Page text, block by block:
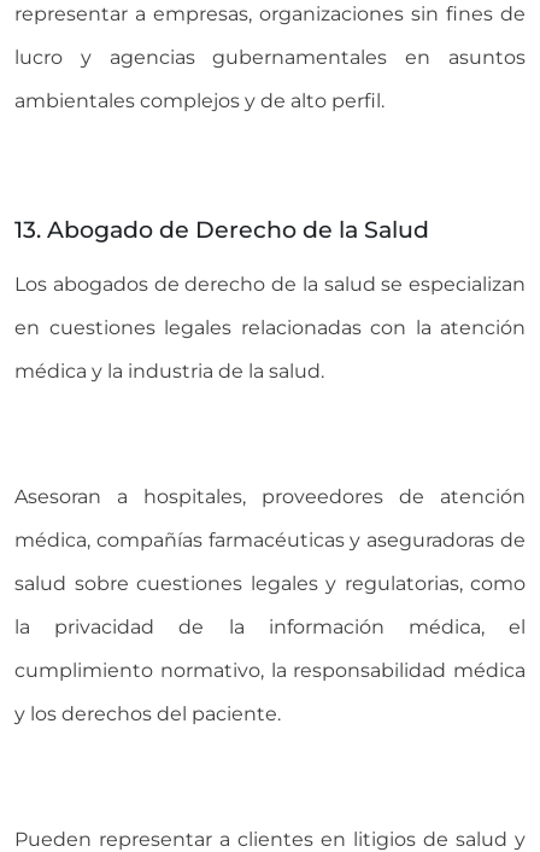
representar a empresas, organizaciones sin fines de
lucro y agencias gubernamentales en asuntos
ambientales complejos y de alto perfil.
13. Abogado de Derecho de la Salud
Los abogados de derecho de la salud se especializan
en cuestiones legales relacionadas con la atención
médica y la industria de la salud.
Asesoran a hospitales, proveedores de atención
médica, compañías farmacéuticas y aseguradoras de
salud sobre cuestiones legales y regulatorias, como
la privacidad de la información médica, el
cumplimiento normativo, la responsabilidad médica
y los derechos del paciente.
Pueden representar a clientes en litigios de salud y